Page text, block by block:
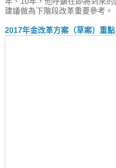
建議做為下階段改革重要參考。
2017年金改革方案（草案）重點